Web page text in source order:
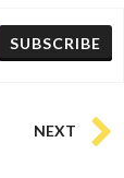
SUBSCRIBE
NEXT